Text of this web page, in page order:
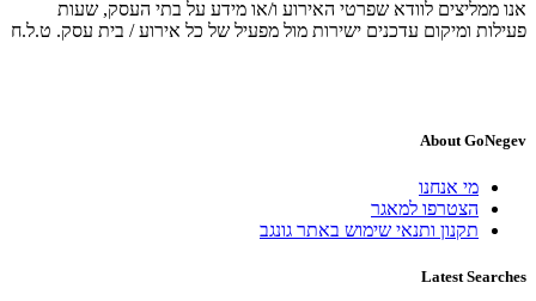
אנו ממליצים לוודא שפרטי האירוע ו/או מידע על בתי העסק, שעות
פעילות ומיקום עדכנים ישירות מול מפעיל של כל אירוע / בית עסק. ט.ל.ח
About GoNegev
מי אנחנו
הצטרפו למאגר
תקנון ותנאי שימוש באתר גונגב
Latest Searches